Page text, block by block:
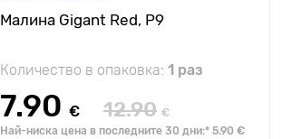
Малина Gigant Red, Р9
Количество в опаковка: 1 раз
7.90 € 12.90 €
Най-ниска цена в последните 30 дни:* 5.90 €